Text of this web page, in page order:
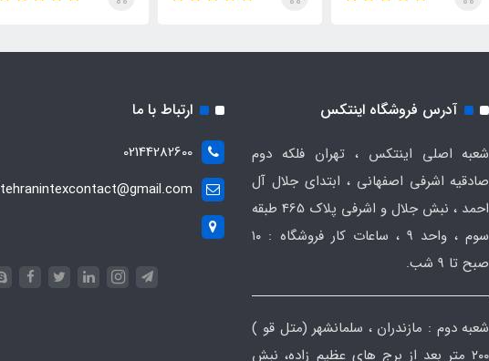
آدرس فروشگاه اینتکس
شعبه اصلی اینتکس ، تهران فلکه دوم
صادقیه اشرفی اصفهانی ، ابتدای جلال آل
احمد ، نبش جلال و اشرفی پلاک 465 طبقه
سوم ، واحد ۹ ، ساعات کار فروشگاه : ۱۰
صبح تا ۹ شب.
شعبه دوم : مازندران ، سلمانشهر (متل قو )
۲۰۰ متر بعد از برج های عظیم زاده، نبش
ارتباط با ما
02144282600
tehranintexcontact@gmail.com